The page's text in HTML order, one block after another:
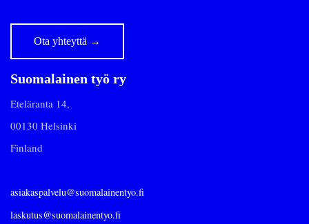
Ota yhteyttä →
Suomalainen työ ry
Eteläranta 14,
00130 Helsinki
Finland
asiakaspalvelu@suomalainentyo.fi
laskutus@suomalainentyo.fi